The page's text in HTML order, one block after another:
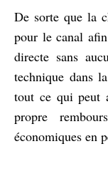
De sorte que la
pour le canal
directe sans
technique dans
tout ce qui peut
propre
économiques en